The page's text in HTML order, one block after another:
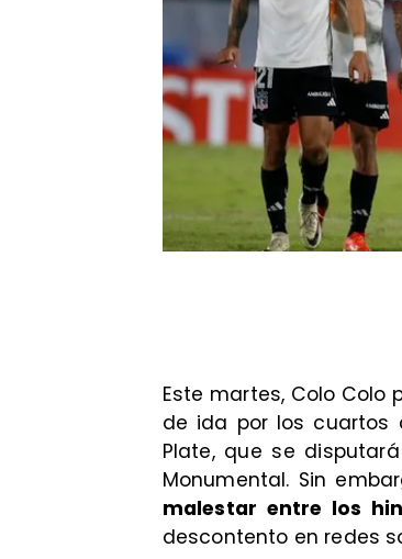
Este martes, Colo
de ida por los cuartos
Plate, que se
Monumental. Sin
malestar entre los
descontento en redes